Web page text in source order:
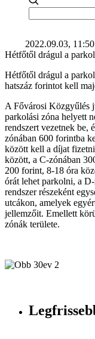
2022.09.03, 11:50
Hétfőtől drágul a
Hétfőtől drágul a
hatszáz forintot kell
A Fővárosi Közgyűlés
parkolási zóna helyett
rendszert vezetnek be,
zónában 600 forintba
között kell a díjat
között, a C-zónában
200 forint, 8-18 óra
órát lehet parkolni, a
rendszer részeként
utcákon, amelyek
jellemzőit. Emellett
zónák területe.